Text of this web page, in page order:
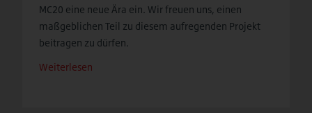
MC20 eine neue Ära ein. Wir freuen uns, einen
maßgeblichen Teil zu diesem aufregenden Projekt
beitragen zu dürfen.
Weiterlesen